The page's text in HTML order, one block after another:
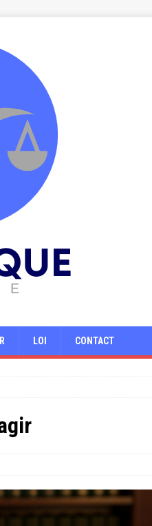
LOI CONTACT